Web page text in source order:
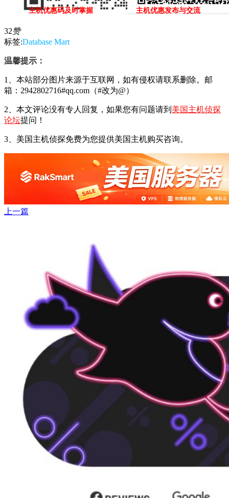
主机优惠码及时掌握 主机优惠发布与交流
32赞
标签:Database Mart
温馨提示：
1、本站部分图片来源于互联网，如有侵权请联系删除。邮
箱：2942802716#qq.com（#改为@）
2、本文评论没有专人回复，如果您有问题请到 美国主机侦探
论坛提问！
3、美国主机侦探免费为您提供美国主机购买咨询。
上一篇